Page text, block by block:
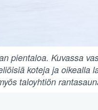
pientaloa. Kuvassa
koteja ja oikealla
taloyhtiön